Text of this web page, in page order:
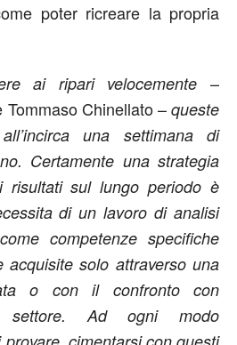
poter ricreare la propria
ai ripari velocemente –
Chinellato – queste
una settimana di
Certamente una strategia
risultati sul lungo periodo è
di un lavoro di analisi
competenze specifiche
acquisite solo attraverso una
o con il confronto con
settore. Ad ogni modo